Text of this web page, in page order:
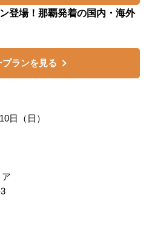
登場！那覇発着の国内・海外
プランを見る
日（日）